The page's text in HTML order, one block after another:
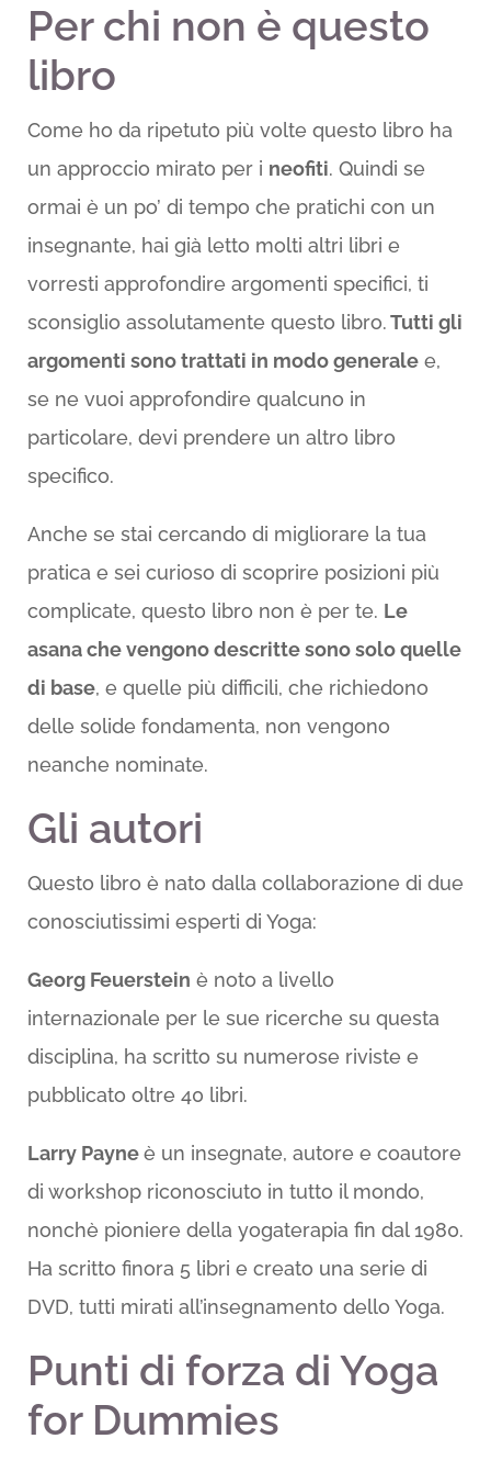
Per chi non è questo
libro
Come ho da ripetuto più volte questo libro ha
un approccio mirato per i neofiti. Quindi se
ormai è un po’ di tempo che pratichi con un
insegnante, hai già letto molti altri libri e
vorresti approfondire argomenti specifici, ti
sconsiglio assolutamente questo libro.Tutti gli
argomenti sono trattati in modo generalee,
se ne vuoi approfondire qualcuno in
particolare, devi prendere un altro libro
specifico.
Anche se stai cercando di migliorare la tua
pratica e sei curioso di scoprire posizioni più
complicate, questo libro non è per te. Le
asana che vengono descritte sono solo quelle
di base, e quelle più difficili, che richiedono
delle solide fondamenta, non vengono
neanche nominate.
Gli autori
Questo libro è nato dalla collaborazione di due
conosciutissimi esperti di Yoga:
Georg Feuerstein è noto a livello
internazionale per le sue ricerche su questa
disciplina, ha scritto su numerose riviste e
pubblicato oltre 40 libri.
Larry Payneè un insegnate, autore e coautore
di workshop riconosciuto in tutto il mondo,
nonchè pioniere della yogaterapia fin dal 1980.
Ha scritto finora 5 libri e creato una serie di
DVD, tutti mirati all’insegnamento dello Yoga.
Punti di forza di Yoga
for Dummies